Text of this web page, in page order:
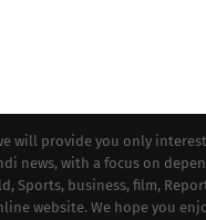
will provide you only
news, with a focus on
Sports, business, film,
website. We hope you